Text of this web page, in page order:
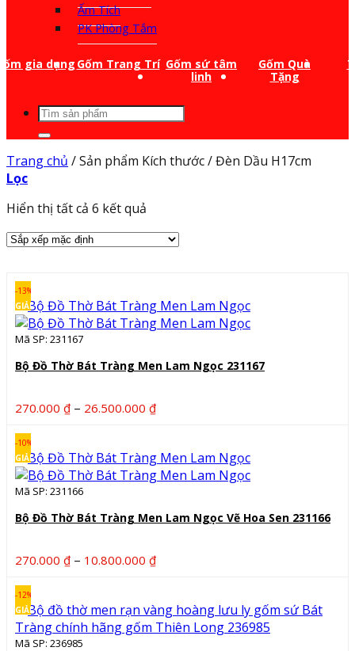
Ấm Tích
PK Phòng Tắm
gia dụng Gốm Trang Trí Gốm sứ tâm
linh
Gốm Quà
Tặng
Tìm
kiếm:
Trang chủ /Sản phẩm Kích thước/Đèn Dầu H17cm
Lọc
Hiển thị tất cả 6 kết quả
-13%
GIẢM
Mã SP: 231167
Bộ Đồ Thờ Bát Tràng Men Lam Ngọc 231167
270.000 ₫ – 26.500.000 ₫Khoảng
270.000 ₫
đến
-10%
GIẢM
Mã SP: 231166
Bộ Đồ Thờ Bát Tràng Men Lam Ngọc Vẽ Hoa Sen 231166
270.000 ₫ – 10.800.000 ₫Khoảng
270.000 ₫
đến
-12%
GIẢM
Mã SP: 236985